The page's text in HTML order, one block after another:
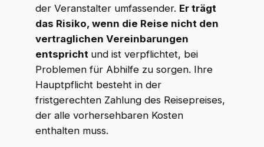
der Veranstalter umfassender. Er trägt
das Risiko, wenn die Reise nicht den
vertraglichen Vereinbarungen
entspricht und ist verpflichtet, bei
Problemen für Abhilfe zu sorgen. Ihre
Hauptpflicht besteht in der
fristgerechten Zahlung des Reisepreises,
der alle vorhersehbaren Kosten
enthalten muss.